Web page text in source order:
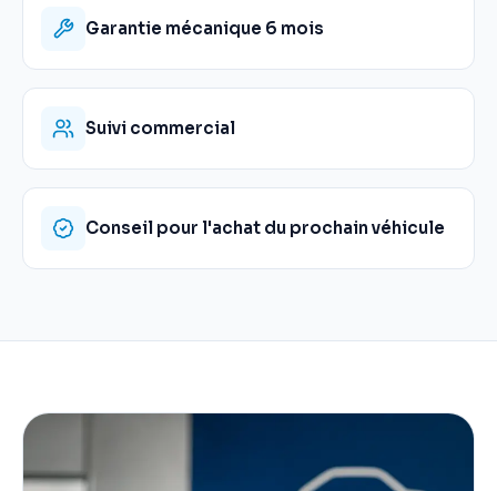
Garantie mécanique 6 mois
Suivi commercial
Conseil pour l'achat du prochain véhicule